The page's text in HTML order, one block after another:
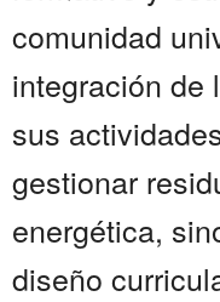
comunidad
integración de
sus
gestionar
energética,
diseño